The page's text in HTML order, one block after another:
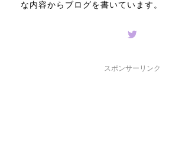
な内容からブログを書いています。
スポンサーリンク